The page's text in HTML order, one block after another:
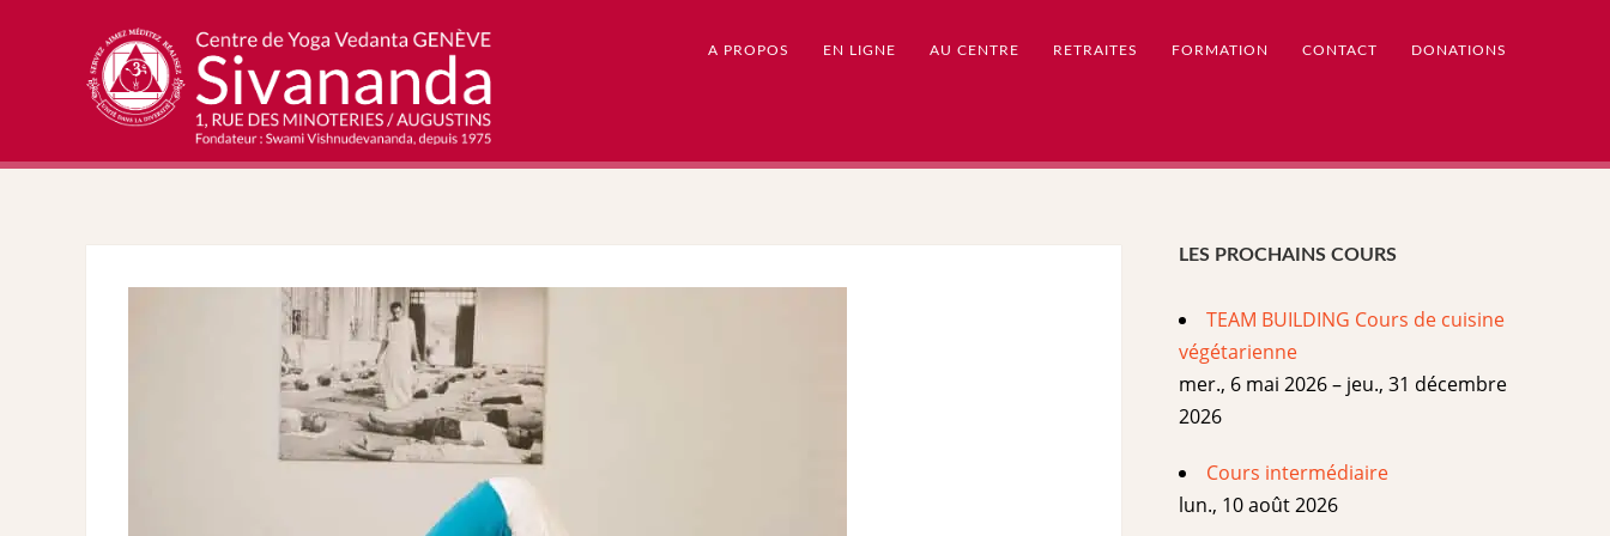
A PROPOS EN LIGNE AU CENTRE RETRAITES FORMATION CONTACT DONATIONS
LES PROCHAINS COURS
TEAM BUILDING Cours de cuisine
végétarienne
mer., 6 mai 2026 – jeu., 31 décembre
2026
Cours intermédiaire
lun., 10 août 2026